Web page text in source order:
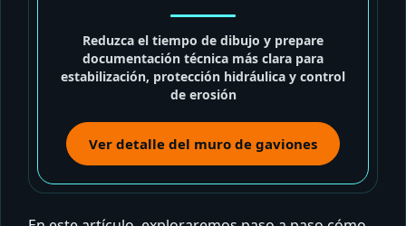
Reduzca el tiempo de dibujo y prepare
documentación técnica más clara para
estabilización, protección hidráulica y control
de erosión
Ver detalle del muro de gaviones